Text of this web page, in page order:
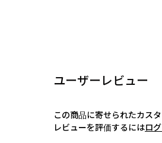
ユーザーレビュー
この商品に寄せられたカス
レビューを評価するにはロ